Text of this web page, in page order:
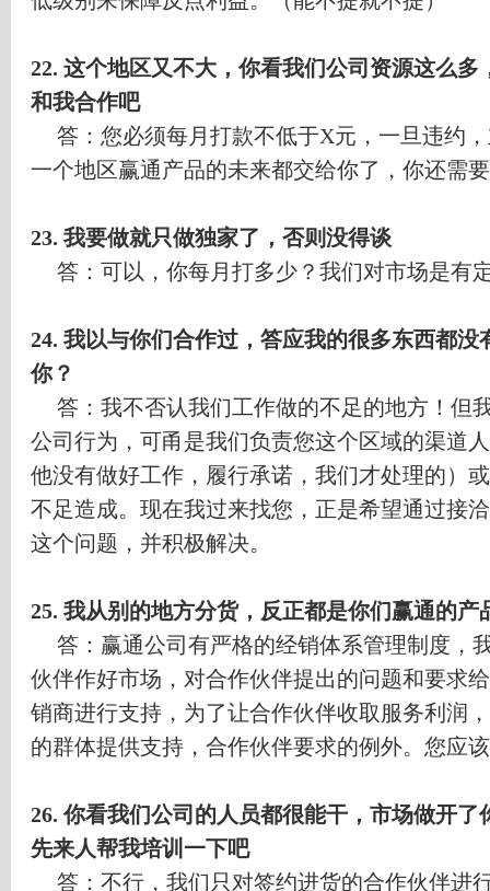
22. 这个地区又不大，你看我们公司资源这么多
和我合作吧
答：您必须每月打款不低于X元，一旦违约
一个地区赢通产品的未来都交给你了，你还需
23. 我要做就只做独家了，否则没得谈
答：可以，你每月打多少？我们对市场是有
24. 我以与你们合作过，答应我的很多东西都没
你？
答：我不否认我们工作做的不足的地方！但
公司行为，可甬是我们负责您这个区域的渠道
他没有做好工作，履行承诺，我们才处理的）
不足造成。现在我过来找您，正是希望通过接
这个问题，并积极解决。
25. 我从别的地方分货，反正都是你们赢通的产
答：赢通公司有严格的经销体系管理制度，
伙伴作好市场，对合作伙伴提出的问题和要求
销商进行支持，为了让合作伙伴收取服务利润
的群体提供支持，合作伙伴要求的例外。您应
26.你看我们公司的人员都很能干，市场做开了
先来人帮我培训一下吧
答：不行，我们只对签约进货的合作伙伴进